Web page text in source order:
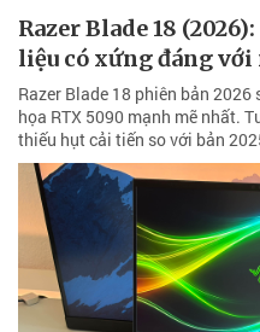
Razer Blade 18
liệu có xứng đáng với
Razer Blade 18 phiên bản
họa RTX 5090 mạnh mẽ nhất.
thiếu hụt cải tiến so với bản